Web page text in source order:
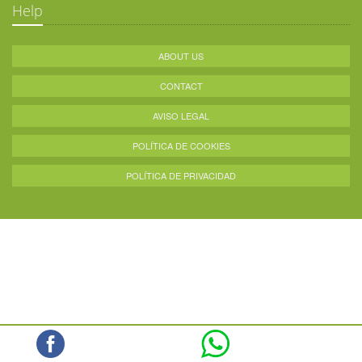
Help
ABOUT US
CONTACT
AVISO LEGAL
POLÍTICA DE COOKIES
POLÍTICA DE PRIVACIDAD